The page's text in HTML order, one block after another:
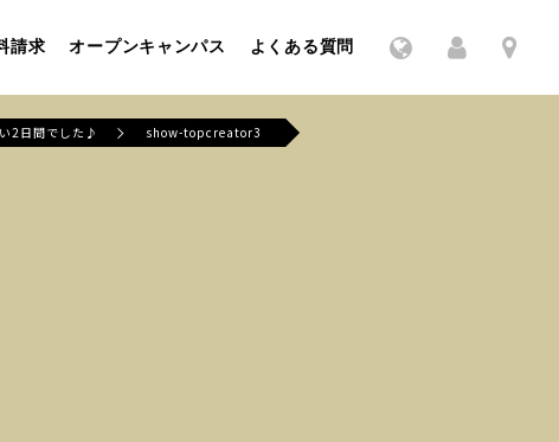
請求 オープンキャンパス よくある質問
2日間でした♪ show-topcreator3